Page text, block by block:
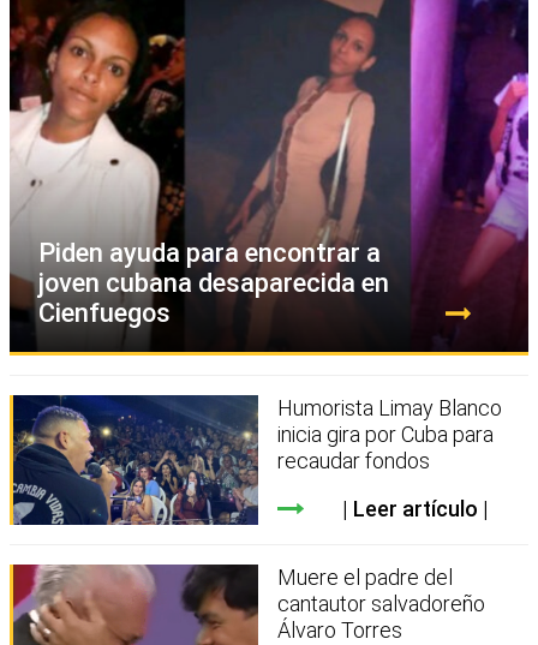
Piden ayuda para encontrar a
joven cubana desaparecida en
Cienfuegos
Humorista Limay Blanco
inicia gira por Cuba para
recaudar fondos
Leer artículo
Muere el padre del
cantautor salvadoreño
Álvaro Torres